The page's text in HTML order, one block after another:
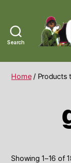
Search
Home/ Products
Showing 1–16 of